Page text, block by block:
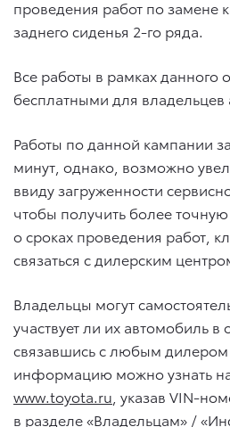
проведения работ по замене
заднего сиденья 2-го ряда.
Все работы в рамках данного
бесплатными для
Работы по данной кампании
минут, однако, возможно
ввиду загруженности
чтобы получить более
о сроках проведения работ,
связаться с дилерским
Владельцы могут
участвует ли их автомобиль в
связавшись с любым дилером
информацию можно узнать
www.toyota.ru , указав VIN-
в разделе «Владельцам» /